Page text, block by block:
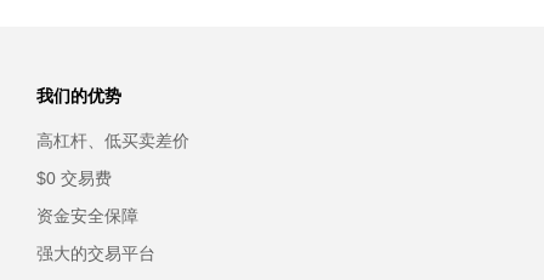
我们的优势
高杠杆、低买卖差价
$0 交易费
资金安全保障
强大的交易平台